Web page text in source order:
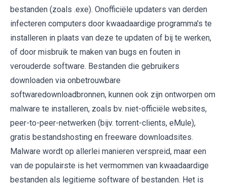
bestanden (zoals .exe). Onofficiële updaters van derden
infecteren computers door kwaadaardige programma's te
installeren in plaats van deze te updaten of bij te werken,
of door misbruik te maken van bugs en fouten in
verouderde software. Bestanden die gebruikers
downloaden via onbetrouwbare
softwaredownloadbronnen, kunnen ook zijn ontworpen om
malware te installeren, zoals bv. niet-officiële websites,
peer-to-peer-netwerken (bijv. torrent-clients, eMule),
gratis bestandshosting en freeware downloadsites.
Malware wordt op allerlei manieren verspreid, maar een
van de populairste is het vermommen van kwaadaardige
bestanden als legitieme software of bestanden. Het is